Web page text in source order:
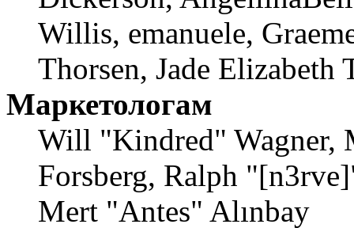
Willis, emanuele,
Thorsen, Jade Elizabeth
Маркетологам
Will "Kindred" Wagner,
Forsberg, Ralph
Mert "Antes" Alınbay